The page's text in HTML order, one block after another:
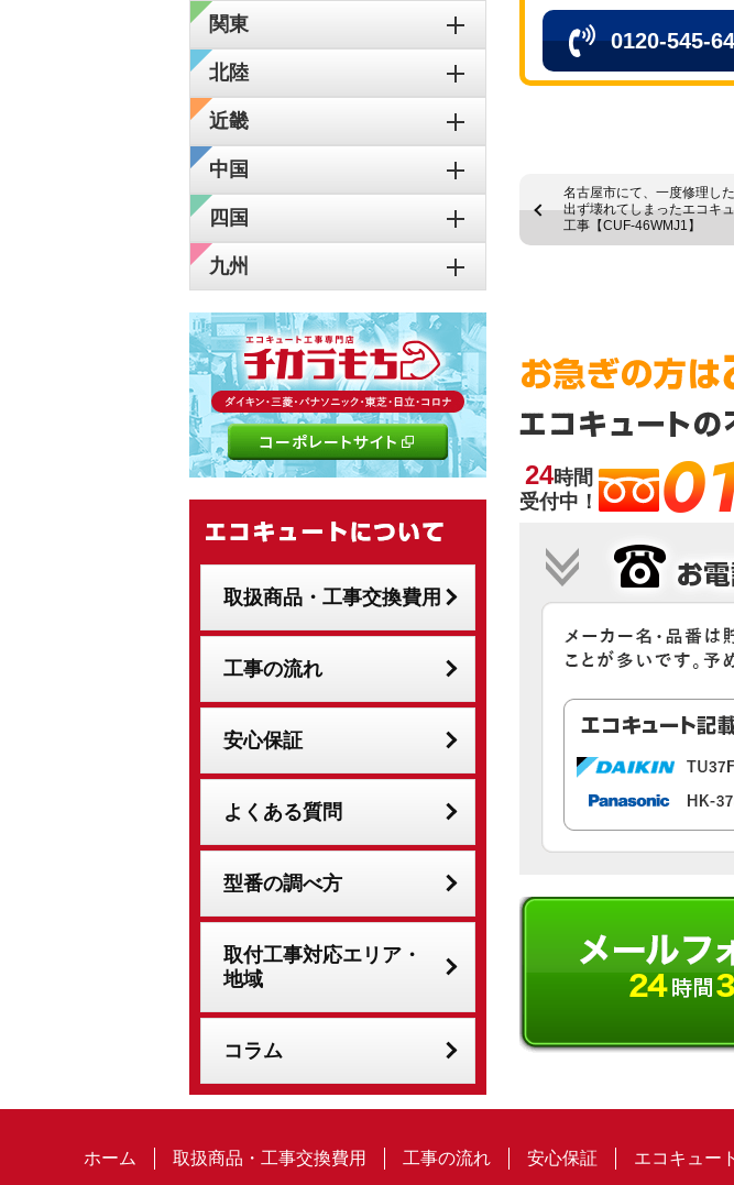
0120-545-
名古屋市にて、一度修理し
出ず壊れてしまったエコキ
工事【CUF-46WMJ1】
24時間
受付中！
関東
北陸
近畿
中国
四国
九州
取扱商品・工事交換費用
工事の流れ
安心保証
よくある質問
型番の調べ方
取付工事対応エリア・
地域
コラム
ホーム 取扱商品・工事交換費用 工事の流れ 安心保証 エコキュー